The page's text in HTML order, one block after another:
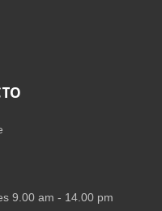
9.00 am - 14.00 pm